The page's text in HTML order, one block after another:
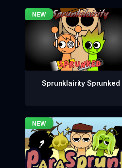
Sprunklairity Sprunked